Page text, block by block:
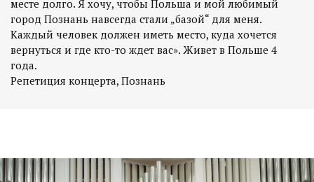
месте долго. Я хочу, чтобы Польша и мой любимый
город Познань навсегда стали „базой“ для меня.
Каждый человек должен иметь место, куда хочется
вернуться и где кто-то ждет вас». Живет в Польше 4
года.